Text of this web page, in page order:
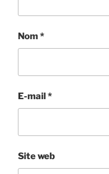
Nom*
E-mail*
Site web